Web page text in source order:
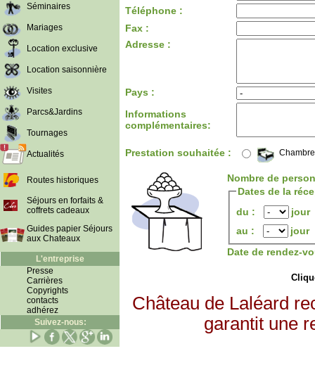
Séminaires
Mariages
Location exclusive
Location saisonnière
Visites
Parcs&Jardins
Tournages
Actualités
Routes historiques
Séjours en forfaits &
coffrets cadeaux
Guides papier Séjours
aux Chateaux
L'entreprise
Presse
Carrières
Copyrights
contacts
adhérez
Suivez-nous:
Téléphone :
Fax :
Adresse :
Pays :
Informations
complémentaires:
Prestation souhaitée :
Nombre de
Dates de la
du :
jour
au :
jour
Date de rendez-
Château de Laléard
garantit une